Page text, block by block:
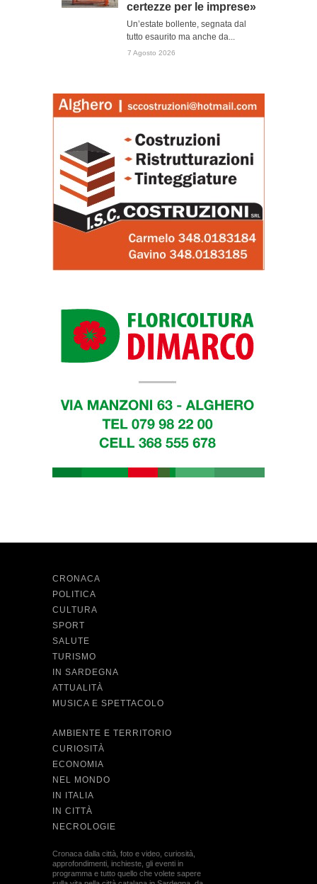
certezze per le imprese»
Un’estate bollente, segnata dal
tutto esaurito ma anche da...
7 Agosto 2026
CRONACA
POLITICA
CULTURA
SPORT
SALUTE
TURISMO
IN SARDEGNA
ATTUALITÀ
MUSICA E SPETTACOLO
AMBIENTE E TERRITORIO
CURIOSITÀ
ECONOMIA
NEL MONDO
IN ITALIA
IN CITTÀ
NECROLOGIE
Cronaca dalla città, foto e video, curiosità,
approfondimenti, inchieste, gli eventi in
programma e tutto quello che volete sapere